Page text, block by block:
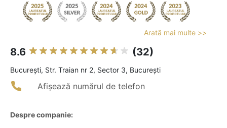
Arată mai multe >>
8.6 (32)
Bucureşti, Str. Traian nr 2, Sector 3, București
Afișează numărul de telefon
Despre companie: